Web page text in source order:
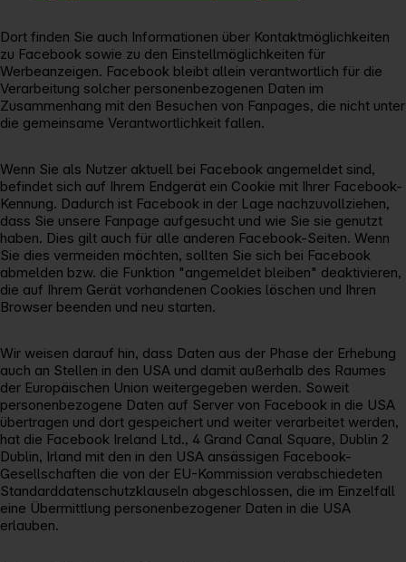
Dort finden Sie auch Informationen über Kontaktmöglichkeiten
zu Facebook sowie zu den Einstellmöglichkeiten für
Werbeanzeigen. Facebook bleibt allein verantwortlich für die
Verarbeitung solcher personenbezogenen Daten im
Zusammenhang mit den Besuchen von Fanpages, die nicht unter
die gemeinsame Verantwortlichkeit fallen.
Wenn Sie als Nutzer aktuell bei Facebook angemeldet sind,
befindet sich auf Ihrem Endgerät ein Cookie mit Ihrer Facebook-
Kennung. Dadurch ist Facebook in der Lage nachzuvollziehen,
dass Sie unsere Fanpage aufgesucht und wie Sie sie genutzt
haben. Dies gilt auch für alle anderen Facebook-Seiten. Wenn
Sie dies vermeiden möchten, sollten Sie sich bei Facebook
abmelden bzw. die Funktion "angemeldet bleiben" deaktivieren,
die auf Ihrem Gerät vorhandenen Cookies löschen und Ihren
Browser beenden und neu starten.
Wir weisen darauf hin, dass Daten aus der Phase der Erhebung
auch an Stellen in den USA und damit außerhalb des Raumes
der Europäischen Union weitergegeben werden. Soweit
personenbezogene Daten auf Server von Facebook in die USA
übertragen und dort gespeichert und weiter verarbeitet werden,
hat die Facebook Ireland Ltd., 4 Grand Canal Square, Dublin 2
Dublin, Irland mit den in den USA ansässigen Facebook-
Gesellschaften die von der EU-Kommission verabschiedeten
Standarddatenschutzklauseln abgeschlossen, die im Einzelfall
eine Übermittlung personenbezogener Daten in die USA
erlauben.